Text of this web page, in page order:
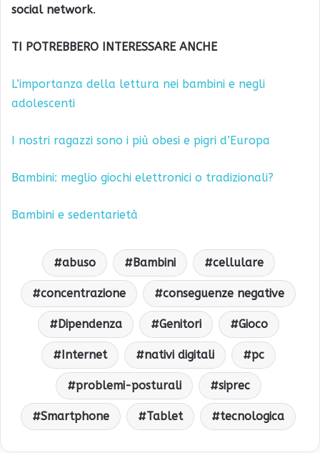
social network.
TI POTREBBERO INTERESSARE ANCHE
L’importanza della lettura nei bambini e negli
adolescenti
I nostri ragazzi sono i più obesi e pigri d’Europa
Bambini: meglio giochi elettronici o tradizionali?
Bambini e sedentarietà
abuso Bambini cellulare
concentrazione conseguenze negative
Dipendenza Genitori Gioco
Internet nativi digitali pc
problemi-posturali siprec
Smartphone Tablet tecnologica